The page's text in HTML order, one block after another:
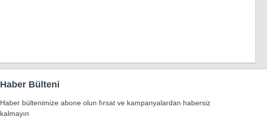
Haber Bülteni
Haber bültenimize abone olun fırsat ve kampanyalardan habersiz
kalmayın